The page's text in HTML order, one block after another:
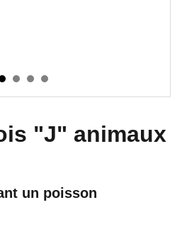
"J" animaux
un poisson